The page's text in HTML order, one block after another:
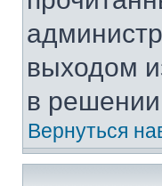
выходом
в
Вернуться